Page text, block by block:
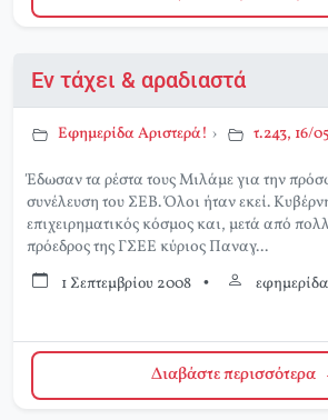
Εν τάχει & αραδιαστά
Εφημερίδα Αριστερά! › τ.243, 16/
Έδωσαν τα ρέστα τους Μιλάμε για την
συνέλευση του ΣΕΒ. Όλοι ήταν εκεί.
επιχειρηματικός κόσμος και, μετά από
πρόεδρος της ΓΣΕΕ κύριος Παναγ...
1 Σεπτεμβρίου 2008 •
Διαβάστε περισσότερα